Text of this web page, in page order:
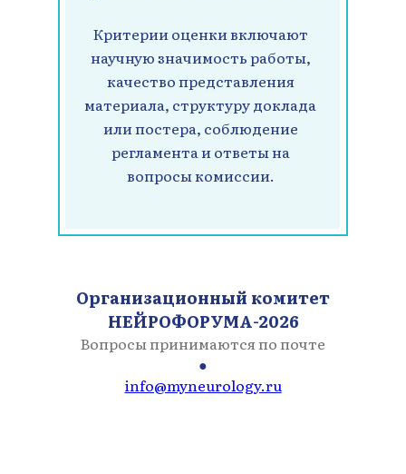
Критерии оценки включают
научную значимость работы,
качество представления
материала, структуру доклада
или постера, соблюдение
регламента и ответы на
вопросы комиссии.
Организационный комитет
НЕЙРОФОРУМА-2026
Вопросы принимаются по почте
●
info@myneurology.ru